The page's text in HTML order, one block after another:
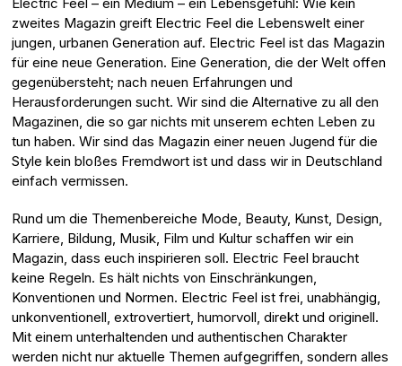
zweites Magazin greift Electric Feel die Lebenswelt einer
jungen, urbanen Generation auf. Electric Feel ist das Magazin
für eine neue Generation. Eine Generation, die der Welt offen
gegenübersteht; nach neuen Erfahrungen und
Herausforderungen sucht. Wir sind die Alternative zu all den
Magazinen, die so gar nichts mit unserem echten Leben zu
tun haben. Wir sind das Magazin einer neuen Jugend für die
Style kein bloßes Fremdwort ist und dass wir in Deutschland
einfach vermissen.
Rund um die Themenbereiche Mode, Beauty, Kunst, Design,
Karriere, Bildung, Musik, Film und Kultur schaffen wir ein
Magazin, dass euch inspirieren soll. Electric Feel braucht
keine Regeln. Es hält nichts von Einschränkungen,
Konventionen und Normen. Electric Feel ist frei, unabhängig,
unkonventionell, extrovertiert, humorvoll, direkt und originell.
Mit einem unterhaltenden und authentischen Charakter
werden nicht nur aktuelle Themen aufgegriffen, sondern alles